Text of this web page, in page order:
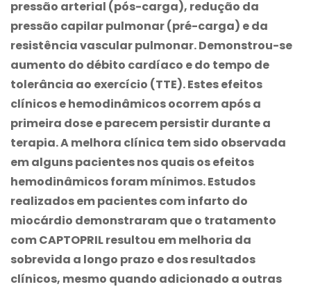
pressão arterial (pós-carga), redução da
pressão capilar pulmonar (pré-carga) e da
resistência vascular pulmonar. Demonstrou-se
aumento do débito cardíaco e do tempo de
tolerância ao exercício (TTE). Estes efeitos
clínicos e hemodinâmicos ocorrem após a
primeira dose e parecem persistir durante a
terapia. A melhora clínica tem sido observada
em alguns pacientes nos quais os efeitos
hemodinâmicos foram mínimos.Estudos
realizados em pacientes com infarto do
miocárdio demonstraram que o tratamento
com CAPTOPRIL resultou em melhoria da
sobrevida a longo prazo e dos resultados
clínicos, mesmo quando adicionado a outras